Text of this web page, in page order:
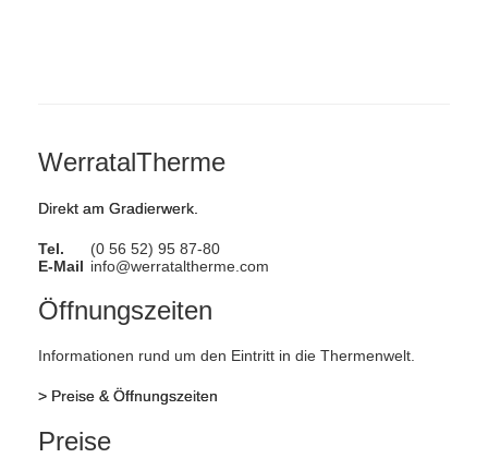
WerratalTherme
Direkt am Gradierwerk.
Tel.
(0 56 52) 95 87-80
E-Mail info@werrataltherme.com
Öffnungszeiten
Informationen rund um den Eintritt in die Thermenwelt.
> Preise & Öffnungszeiten
Preise